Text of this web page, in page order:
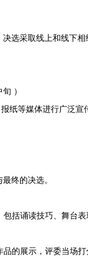
选采取线上和线下相
旬 ）
纸等媒体进行广泛宣
终的决选。
括诵读技巧、舞台表
品的展示 ，评委当场打